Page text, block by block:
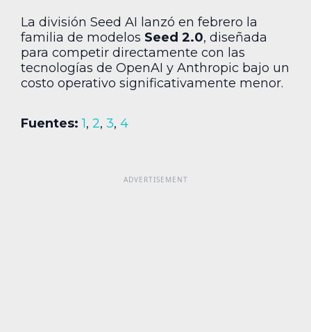
La división Seed AI lanzó en febrero la
familia de modelos Seed 2.0, diseñada
para competir directamente con las
tecnologías de OpenAI y Anthropic bajo un
costo operativo significativamente menor.
Fuentes: 1, 2, 3, 4